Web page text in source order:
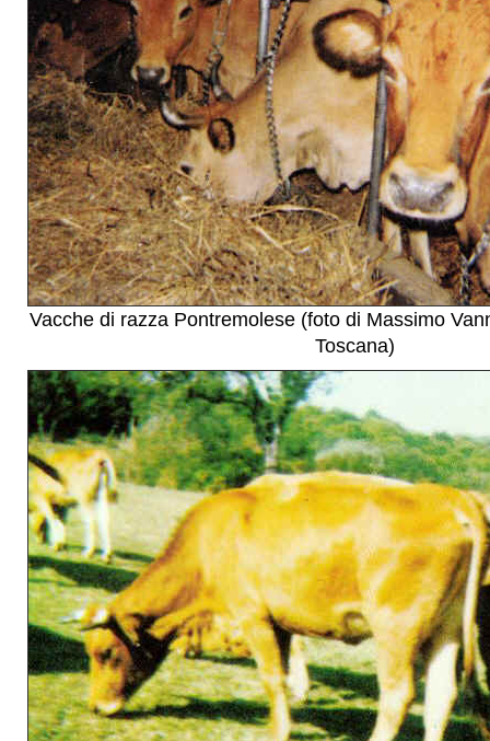
Vacche di razza Pontremolese (foto di Massimo
Toscana)